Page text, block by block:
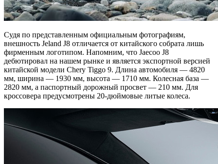
Судя по представленным официальным фотографиям,
внешность Jeland J8 отличается от китайского собрата лишь
фирменным логотипом. Напомним, что Jaecoo J8
дебютировал на нашем рынке и является экспортной версией
китайской модели Chery Tiggo 9. Длина автомобиля — 4820
мм, ширина — 1930 мм, высота — 1710 мм. Колесная база —
2820 мм, а паспортный дорожный просвет — 210 мм. Для
кроссовера предусмотрены 20-дюймовые литые колеса.